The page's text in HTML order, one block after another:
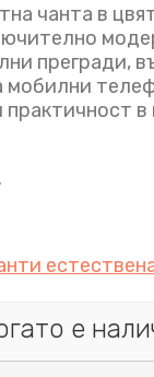
чанта в
прегради,
мобилни
в
е